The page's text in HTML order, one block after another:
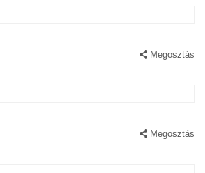
Megosztás
Megosztás